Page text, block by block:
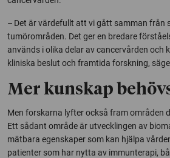
– Det är värdefullt att vi gått samman från
tumörområden. Det ger en bredare
används i olika delar av cancervården och
kliniska beslut och framtida forskning,
Mer kunskap
Men forskarna lyfter också fram områden
Ett sådant område är utvecklingen av
mätbara egenskaper som kan hjälpa
patienter som har nytta av immunterapi,